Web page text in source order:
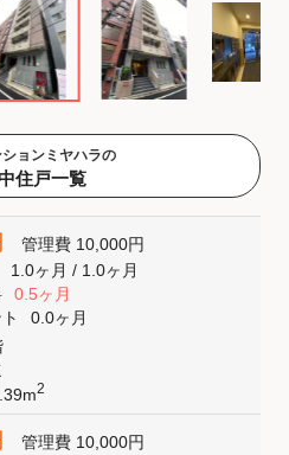
ョンミヤハラの
住戸一覧
管理費 10,000円
1.0ヶ月/ 1.0ヶ月
0.5ヶ月
0.0ヶ月
2
管理費 10,000円